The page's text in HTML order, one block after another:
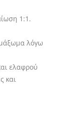
1:1.
λόγω
ελαφρού
και